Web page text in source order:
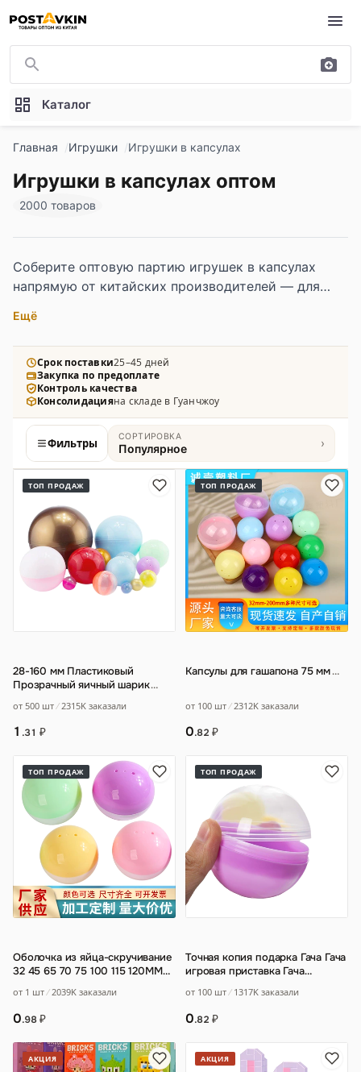
Перейти к основному содержимому
Каталог
Главная Игрушки Игрушки в капсулах
Игрушки в капсулах оптом
2000 товаров
Соберите оптовую партию игрушек в капсулах
напрямую от китайских производителей — для
развлекательных заведений. В наличии мини-
фигурки, коллекционные наборы, тематические
серии, интерактивные и развивающие модели — с
разными механизмами открытия и упаковкой в
пластиковые или биоразлагаемые капсулы.
Ещё
Срок поставки25–45 дней
Закупка по предоплате
Контроль качества
Консолидацияна складе в Гуанчжоу
Фильтры СОРТИРОВКА
Популярное ›
Товары
ТОП ПРОДАЖ
28-160 мм Пластиковый
Прозрачный яичный шарик…
от 500 шт 2315K заказали
1 .31 ₽
ТОП ПРОДАЖ
Капсулы для гашапона 75 мм…
от 100 шт 2312K заказали
0.82 ₽
ТОП ПРОДАЖ
Оболочка из яйца-скручивание
32 45 65 70 75 100 115 120MM
ско …
от 1 шт 2039K заказали
0.98₽
ТОП ПРОДАЖ
Точная копия подарка Гача Гача
игровая приставка Гача
пластиковый мяч…
от 100 шт 1317K заказали
0.82 ₽
АКЦИЯ АКЦИЯ